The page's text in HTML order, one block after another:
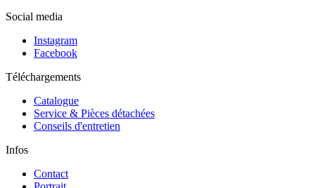
Social media
Instagram
Facebook
Téléchargements
Catalogue
Service & Pièces détachées
Conseils d'entretien
Infos
Contact